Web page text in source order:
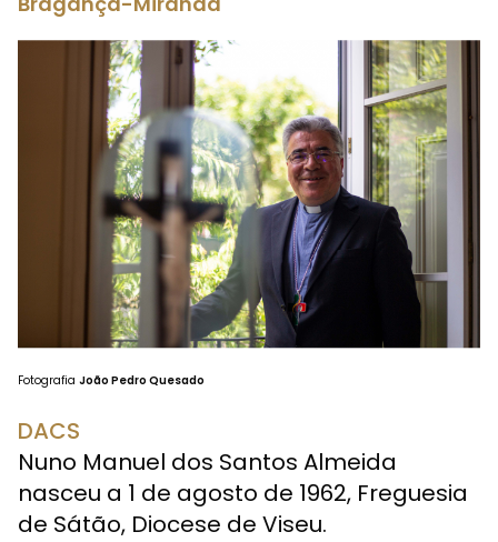
Fotografia João Pedro Quesado
DACS
Nuno Manuel dos Santos Almeida
nasceu a 1 de agosto de 1962, Freguesia
de Sátão, Diocese de Viseu.